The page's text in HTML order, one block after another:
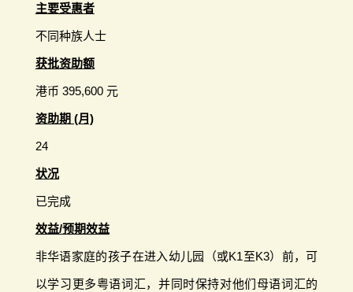
主要受惠者
不同种族人士
获批资助额
港币 395,600 元
资助期 (月)
24
状况
已完成
效益/预期效益
非华语家庭的孩子在进入幼儿园（或K1至K3）前，可
以学习更多粤语词汇，并同时保持对他们母语词汇的